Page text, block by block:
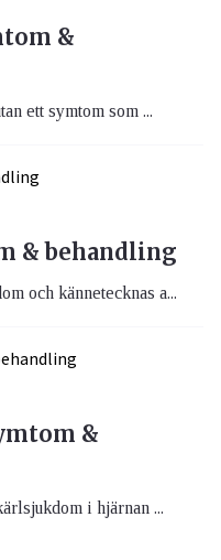
&
ett symtom som ...
& behandling
och kännetecknas a...
&
i hjärnan ...